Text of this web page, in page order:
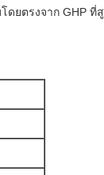
ดยตรงจาก GHP